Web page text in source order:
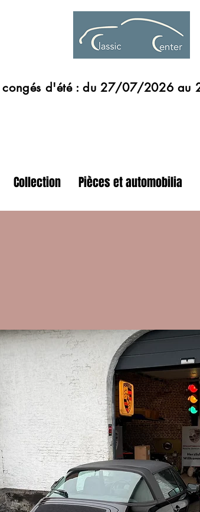
d'été : du 27/07/2026 au
Collection Pièces et automobilia